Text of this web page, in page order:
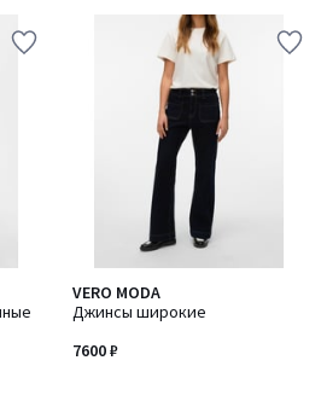
VERO MODA
Джинсы широкие
7600 ₽